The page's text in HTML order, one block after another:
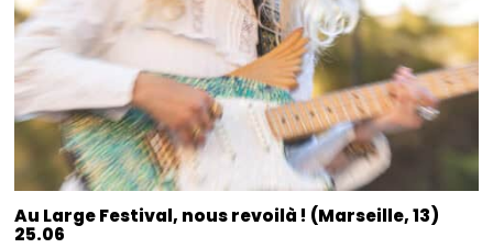
Au Large Festival, nous revoilà ! (Marseille, 13)
25.06